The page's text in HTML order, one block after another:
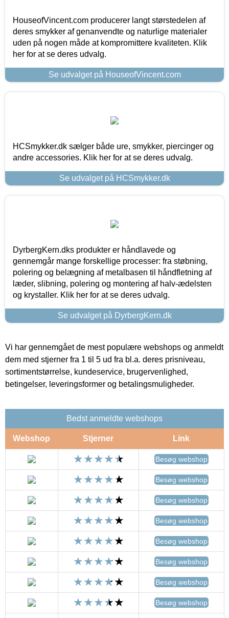
HouseofVincent.com producerer langt størstedelen af
deres smykker af genanvendte og naturlige materialer
uden på nogen måde at kompromittere kvaliteten. Klik
her for at se deres udvalg.
Se udvalget på HouseofVincent.com
HCSmykker.dk sælger både ure, smykker, piercinger og
andre accessories. Klik her for at se deres udvalg.
Se udvalget på HCSmykker.dk
DyrbergKern.dks produkter er håndlavede og
gennemgår mange forskellige processer: fra støbning,
polering og belægning af metalbasen til håndfletning af
læder, slibning, polering og montering af halv-ædelsten
og krystaller. Klik her for at se deres udvalg.
Se udvalget på DyrbergKern.dk
Vi har gennemgået de mest populære webshops og anmeldt
dem med stjerner fra 1 til 5 ud fra bl.a. deres prisniveau,
sortimentstørrelse, kundeservice, brugervenlighed,
betingelser, leveringsformer og betalingsmuligheder.
Bedst anmeldte webshops
Webshop Stjerner Link
Besøg webshop
Besøg webshop
Besøg webshop
Besøg webshop
Besøg webshop
Besøg webshop
Besøg webshop
Besøg webshop